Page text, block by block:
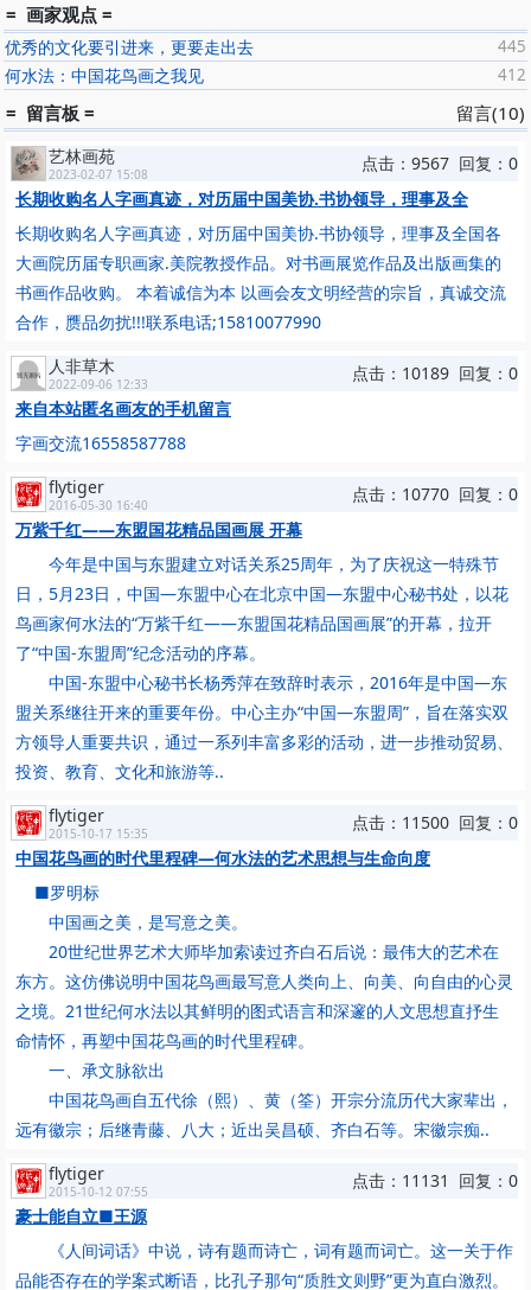
= 画家观点 =
445
优秀的文化要引进来，更要走出去
412
何水法：中国花鸟画之我见
留言(10)
= 留言板 =
艺林画苑
2023-02-07 15:08
点击：9567 回复：0
长期收购名人字画真迹，对历届中国美协.书协领导，理事及全
长期收购名人字画真迹，对历届中国美协.书协领导，理事及全国各
大画院历届专职画家.美院教授作品。对书画展览作品及出版画集的
书画作品收购。 本着诚信为本 以画会友文明经营的宗旨，真诚交流
合作，赝品勿扰!!!联系电话;15810077990
人非草木
2022-09-06 12:33
点击：10189 回复：0
来自本站匿名画友的手机留言
字画交流16558587788
flytiger
2016-05-30 16:40
点击：10770 回复：0
万紫千红——东盟国花精品国画展 开幕
今年是中国与东盟建立对话关系25周年，为了庆祝这一特殊节
日，5月23日，中国—东盟中心在北京中国—东盟中心秘书处，以花
鸟画家何水法的“万紫千红——东盟国花精品国画展”的开幕，拉开
了“中国-东盟周”纪念活动的序幕。
中国-东盟中心秘书长杨秀萍在致辞时表示，2016年是中国—东
盟关系继往开来的重要年份。中心主办“中国—东盟周”，旨在落实双
方领导人重要共识，通过一系列丰富多彩的活动，进一步推动贸易、
投资、教育、文化和旅游等..
flytiger
2015-10-17 15:35
点击：11500 回复：0
中国花鸟画的时代里程碑—何水法的艺术思想与生命向度
■罗明标
中国画之美，是写意之美。
20世纪世界艺术大师毕加索读过齐白石后说：最伟大的艺术在
东方。这仿佛说明中国花鸟画最写意人类向上、向美、向自由的心灵
之境。21世纪何水法以其鲜明的图式语言和深邃的人文思想直抒生
命情怀，再塑中国花鸟画的时代里程碑。
一、承文脉欲出
中国花鸟画自五代徐（熙）、黄（筌）开宗分流历代大家辈出，
远有徽宗；后继青藤、八大；近出吴昌硕、齐白石等。宋徽宗痴..
flytiger
2015-10-12 07:55
点击：11131 回复：0
豪士能自立■王源
《人间词话》中说，诗有题而诗亡，词有题而词亡。这一关于作
品能否存在的学案式断语，比孔子那句“质胜文则野”更为直白激烈。